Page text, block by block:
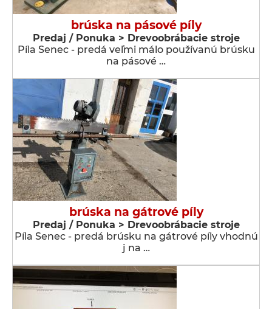
brúska na pásové píly
Predaj / Ponuka > Drevoobrábacie stroje
Píla Senec - predá veľmi málo používanú brúsku
na pásové …
brúska na gátrové píly
Predaj / Ponuka > Drevoobrábacie stroje
Píla Senec - predá brúsku na gátrové píly vhodnú
j na …